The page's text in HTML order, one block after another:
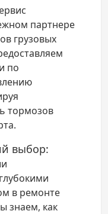
партнере
грузовых
по
тормозов
выбор:
в ремонте
знаем, как